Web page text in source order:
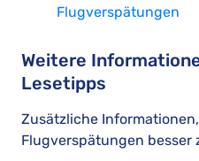
Flugverspätungen
Weitere
Lesetipps
Zusätzliche
Flugverspätungen besser